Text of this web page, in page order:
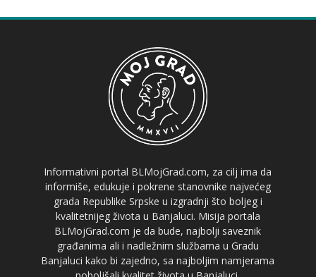
Informativni portal BLMojGrad.com, za cilj ima da
informiše, edukuje i pokrene stanovnike najvećeg
grada Republike Srpske u izgradnji što boljeg i
kvalitetnijeg života u Banjaluci. Misija portala
BLMojGrad.com je da bude, najbolji saveznik
građanima ali i nadležnim službama u Gradu
Banjaluci kako bi zajedno, sa najboljim namjerama